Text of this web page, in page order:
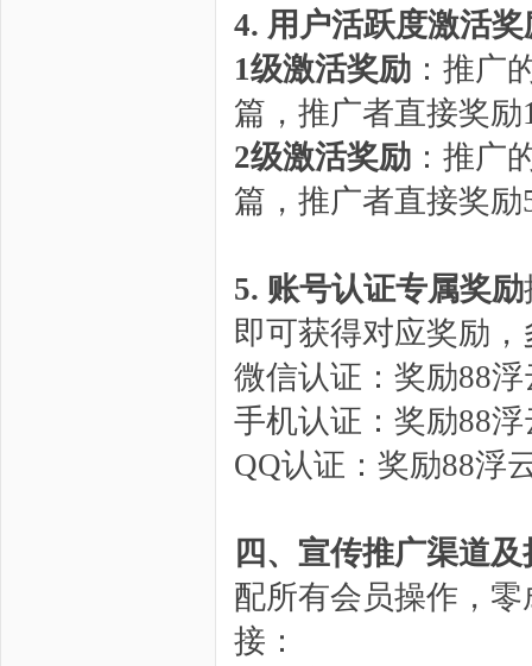
4. 用户活跃度激活奖
1级激活奖励 ：推广
篇，推广者直接奖励
2级激活奖励 ：推广
篇，推广者直接奖励
5. 账号认证专属奖励
即可获得对应奖励
微信认证：奖励88浮
手机认证：奖励88浮
QQ认证：奖励88浮
四、宣传推广渠道
配所有会员操作，
接：